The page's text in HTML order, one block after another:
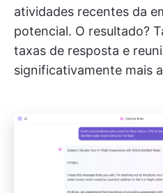
atividades recentes da
potencial. O resultado?
taxas de resposta e
significativamente mais